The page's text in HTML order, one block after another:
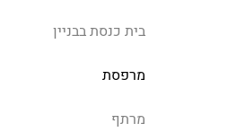
בית כנסת בבניין
מרפסת
מרתף